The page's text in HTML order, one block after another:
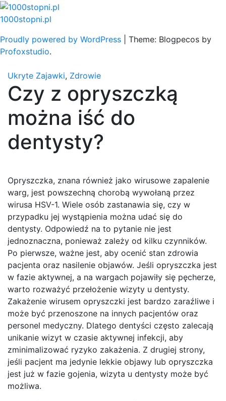
Skip
to
1000stopni.pl
Proudly powered by WordPress
Theme: Blogpecos by
Profoxstudio.
Ukryte Zajawki, Zdrowie
Czy z opryszczką
można iść do
dentysty?
Opryszczka, znana również jako wirusowe zapalenie
warg, jest powszechną chorobą wywołaną przez
wirusa HSV-1. Wiele osób zastanawia się, czy w
przypadku jej wystąpienia można udać się do
dentysty. Odpowiedź na to pytanie nie jest
jednoznaczna, ponieważ zależy od kilku czynników.
Po pierwsze, ważne jest, aby ocenić stan zdrowia
pacjenta oraz nasilenie objawów. Jeśli opryszczka jest
w fazie aktywnej, a na wargach pojawiły się pęcherze,
warto rozważyć przełożenie wizyty u dentysty.
Zakażenie wirusem opryszczki jest bardzo zaraźliwe i
może być przenoszone na innych pacjentów oraz
personel medyczny. Dlatego dentyści często zalecają
unikanie wizyt w czasie aktywnej infekcji, aby
zminimalizować ryzyko zakażenia. Z drugiej strony,
jeśli pacjent ma jedynie lekkie objawy lub opryszczka
jest już w fazie gojenia, wizyta u dentysty może być
możliwa.